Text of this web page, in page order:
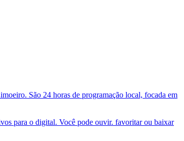
São 24 horas de programação local, focada em
para o digital. Você pode ouvir. favoritar ou baixar